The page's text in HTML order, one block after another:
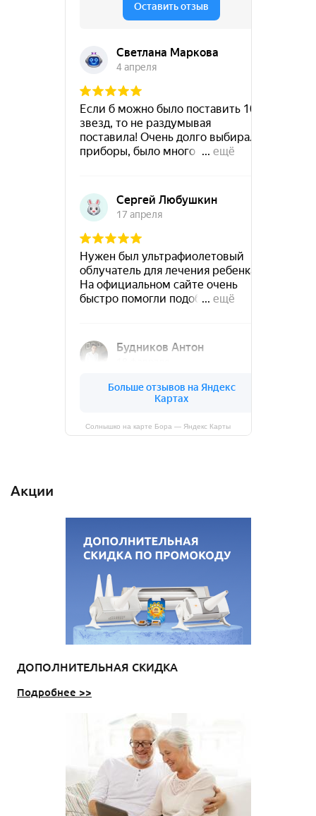
Солнышко на карте Бора — Яндекс Карты
Акции
ДОПОЛНИТЕЛЬНАЯ СКИДКА
Подробнее >>